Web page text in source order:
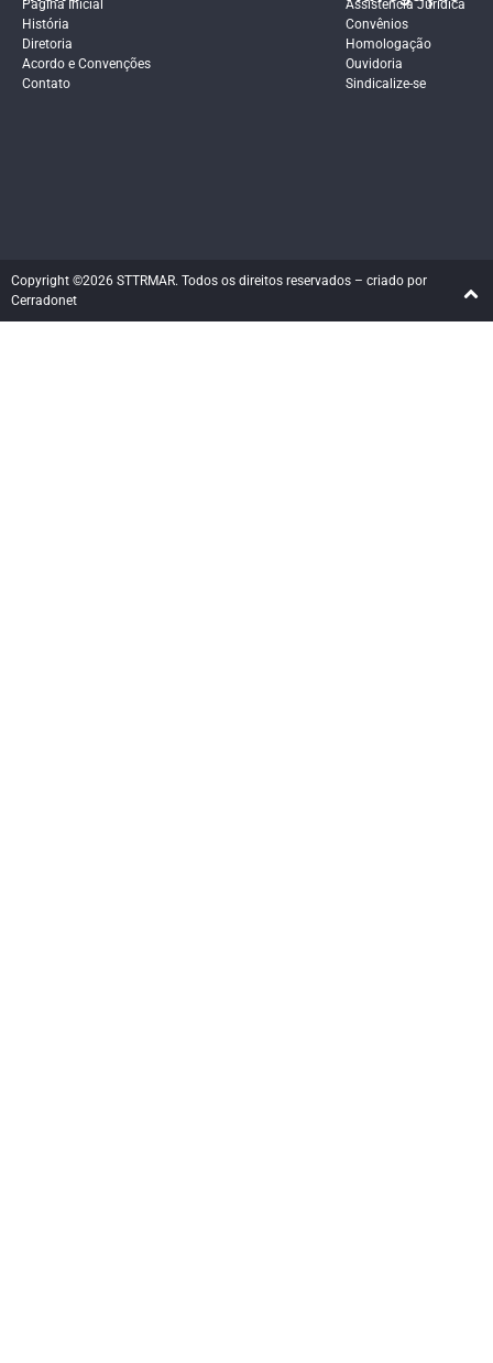
Página Inicial
História
Diretoria
Acordo e Convenções
Contato
Assistência Jurídica
Convênios
Homologação
Ouvidoria
Sindicalize-se
Copyright ©2026 STTRMAR. Todos os direitos reservados – criado por
Cerradonet